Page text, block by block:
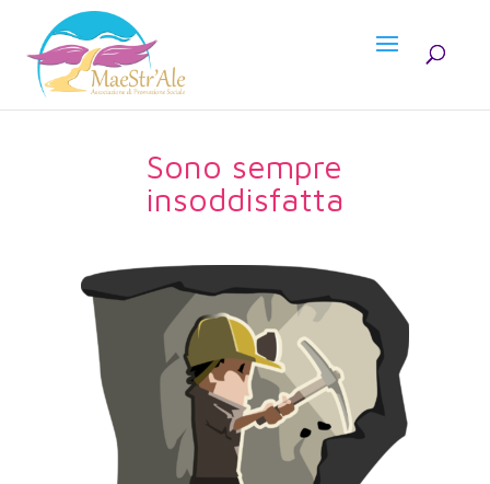
Sono sempre
insoddisfatta